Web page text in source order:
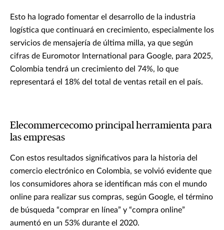
Esto ha logrado fomentar el desarrollo de la industria
logística que continuará en crecimiento, especialmente los
servicios de mensajería de última milla, ya que según
cifras de Euromotor International para Google, para 2025,
Colombia tendrá un crecimiento del 74%, lo que
representará el 18% del total de ventas retail en el país.
Elecommercecomo principal herramienta para
las empresas
Con estos resultados significativos para la historia del
comercio electrónico en Colombia, se volvió evidente que
los consumidores ahora se identifican más con el mundo
online para realizar sus compras, según Google, el término
de búsqueda “comprar en línea” y “compra online”
aumentó en un 53% durante el 2020.